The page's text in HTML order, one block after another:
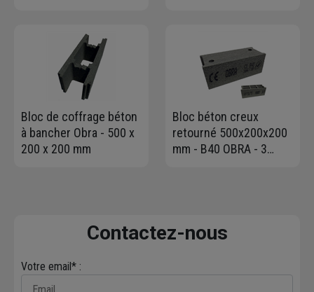
Bloc de coffrage béton
à bancher Obra - 500 x
200 x 200 mm
Bloc béton creux
retourné 500x200x200
mm - B40 OBRA - 3
Contactez-nous
Votre email* :